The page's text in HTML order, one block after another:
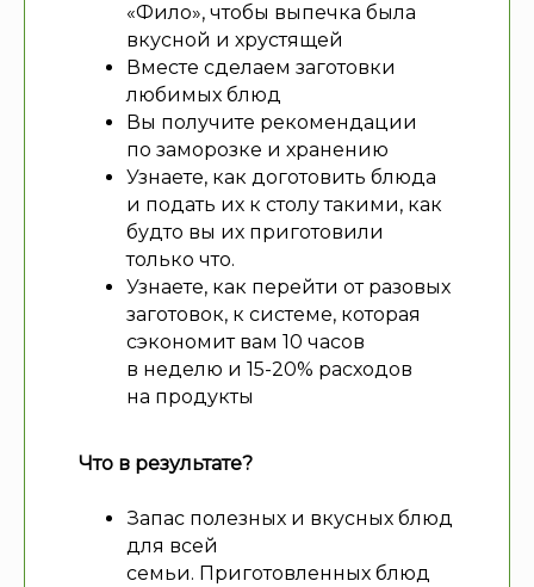
«Фило», чтобы выпечка была
вкусной и хрустящей
Вместе сделаем заготовки
любимых блюд
Вы получите рекомендации
по заморозке и хранению
Узнаете, как доготовить блюда
и подать их к столу такими, как
будто вы их приготовили
только что.
Узнаете, как перейти от разовых
заготовок, к системе, которая
сэкономит вам 10 часов
в неделю и 15-20% расходов
на продукты
Что в результате?
Запас полезных и вкусных блюд
для всей
семьи. Приготовленных блюд